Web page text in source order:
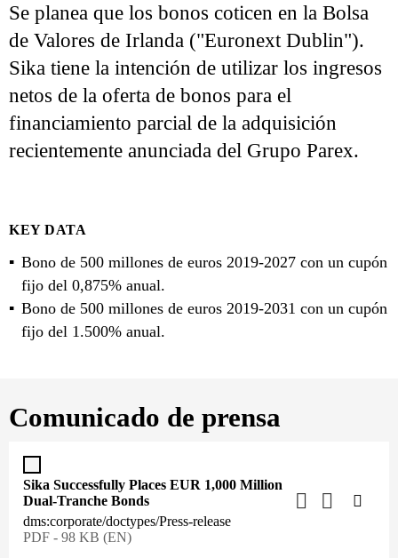
Se planea que los bonos coticen en la Bolsa
de Valores de Irlanda ("Euronext Dublin").
Sika tiene la intención de utilizar los ingresos
netos de la oferta de bonos para el
financiamiento parcial de la adquisición
recientemente anunciada del Grupo Parex.
KEY DATA
Bono de 500 millones de euros 2019-2027 con un cupón
fijo del 0,875% anual.
Bono de 500 millones de euros 2019-2031 con un cupón
fijo del 1.500% anual.
Comunicado de prensa
Sika Successfully Places EUR 1,000 Million
Dual-Tranche Bonds
dms:corporate/doctypes/Press-release
PDF - 98 KB (EN)